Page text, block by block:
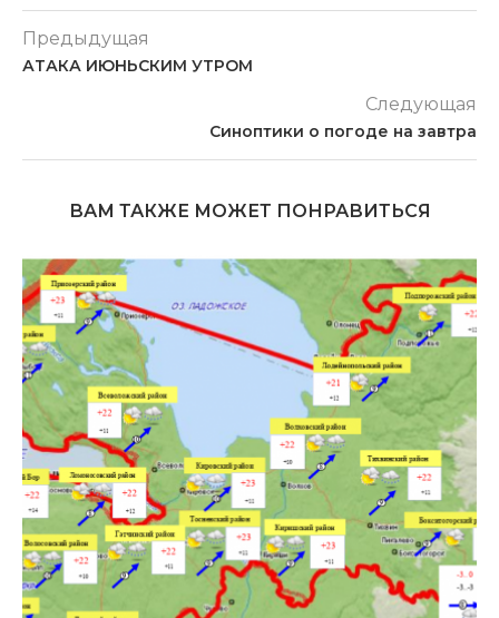
Предыдущая
АТАКА ИЮНЬСКИМ УТРОМ
Следующая
Синоптики о погоде на завтра
ВАМ ТАКЖЕ МОЖЕТ ПОНРАВИТЬСЯ